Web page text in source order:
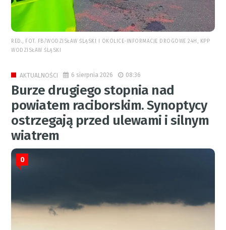
RED., FOT. FB/WODZISŁAW ŚLĄSKI I OKOLICE-INFORMACJE DROGOWE 24H, KPP
WODZISŁAW ŚLĄSKI
AKTUALNOŚCI 6 sierpnia 2026 08:36
Burze drugiego stopnia nad
powiatem raciborskim. Synoptycy
ostrzegają przed ulewami i silnym
wiatrem
0